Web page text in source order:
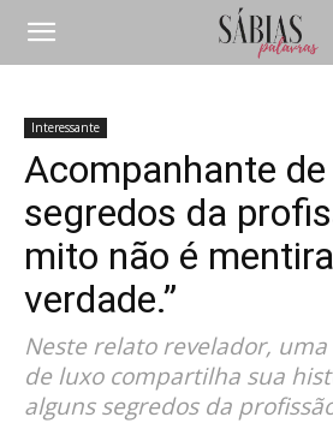
Interessante
Acompanhante
segredos da
mito não é
verdade.”
Neste relato revelador,
de luxo compartilha sua
alguns segredos da